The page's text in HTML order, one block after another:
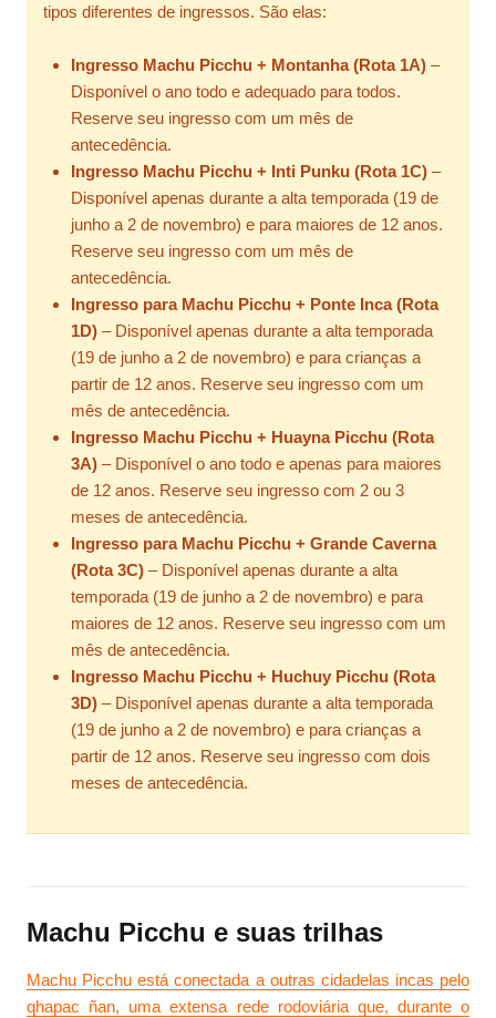
tipos diferentes de ingressos. São elas:
Ingresso Machu Picchu + Montanha (Rota 1A)–
Disponível o ano todo e adequado para todos.
Reserve seu ingresso com um mês de
antecedência.
Ingresso Machu Picchu + Inti Punku (Rota 1C)–
Disponível apenas durante a alta temporada (19 de
junho a 2 de novembro) e para maiores de 12 anos.
Reserve seu ingresso com um mês de
antecedência.
Ingresso para Machu Picchu + Ponte Inca (Rota
1D)– Disponível apenas durante a alta temporada
(19 de junho a 2 de novembro) e para crianças a
partir de 12 anos. Reserve seu ingresso com um
mês de antecedência.
Ingresso Machu Picchu + Huayna Picchu (Rota
3A)– Disponível o ano todo e apenas para maiores
de 12 anos. Reserve seu ingresso com 2 ou 3
meses de antecedência.
Ingresso para Machu Picchu + Grande Caverna
(Rota 3C)– Disponível apenas durante a alta
temporada (19 de junho a 2 de novembro) e para
maiores de 12 anos. Reserve seu ingresso com um
mês de antecedência.
Ingresso Machu Picchu + Huchuy Picchu (Rota
3D)– Disponível apenas durante a alta temporada
(19 de junho a 2 de novembro) e para crianças a
partir de 12 anos. Reserve seu ingresso com dois
meses de antecedência.
Machu Picchu e suas trilhas
Machu Picchu está conectada a outras cidadelas incas pelo
qhapac ñan, uma extensa rede rodoviária que, durante o